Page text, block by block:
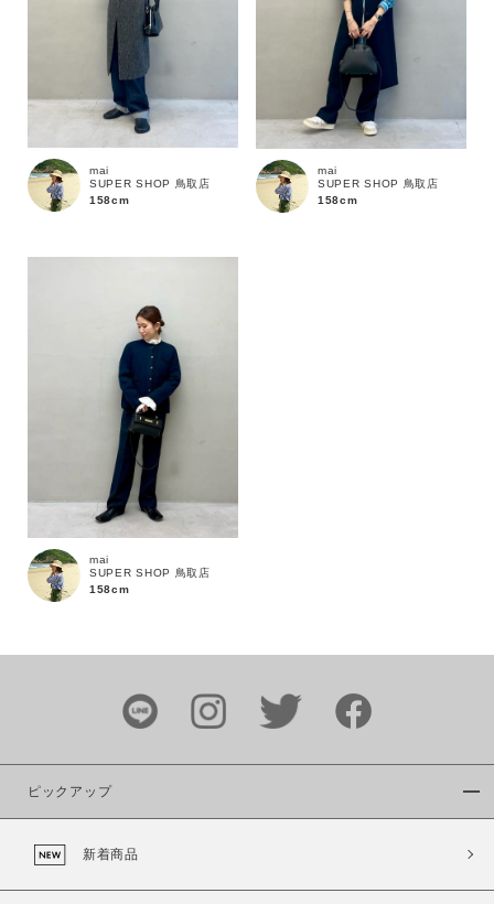
価格
通常商品 予約商品
mai
SUPER SHOP 鳥取店
158cm
mai
SUPER SHOP 鳥取店
158cm
mai
SUPER SHOP 鳥取店
158cm
ピックアップ
新着商品